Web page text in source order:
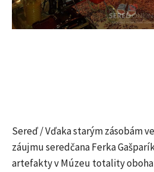
Sereď / Vďaka starým zásobám
záujmu seredčana Ferka
artefakty v Múzeu totality